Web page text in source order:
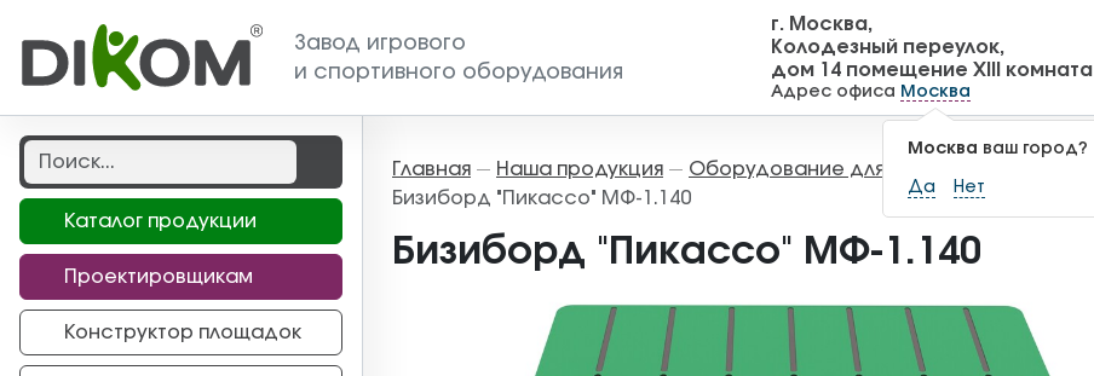
Завод игрового
и спортивного оборудования
г. Москва,
Колодезный переулок,
дом 14 помещение XIII комната
Адрес офиса Москва
Москва ваш город?
Да Нет
Каталог продукции
Проектировщикам
Конструктор площадок
Главная — Наша продукция — Оборудование для детских площадок
Бизиборд "Пикассо" МФ-1.140
Бизиборд "Пикассо" МФ-1.140